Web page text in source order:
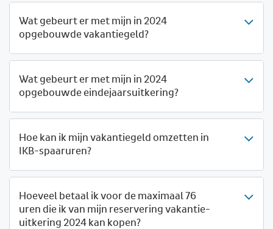
Wat gebeurt er met mijn in 2024
opgebouwde vakantiegeld?
Wat gebeurt er met mijn in 2024
opgebouwde eindejaarsuitkering?
Hoe kan ik mijn vakantiegeld omzetten in
IKB-spaaruren?
Hoeveel betaal ik voor de maximaal 76
uren die ik van mijn reservering vakantie-
uitkering 2024 kan kopen?